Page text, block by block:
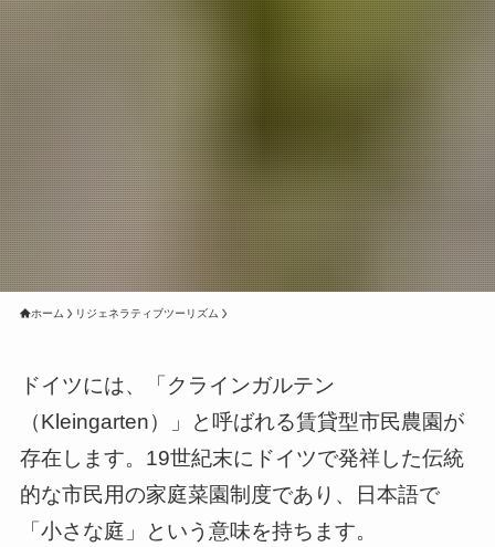
ホーム リジェネラティブツーリズム
ドイツには、「クラインガルテン
（Kleingarten）」と呼ばれる賃貸型市民農園が
存在します。19世紀末にドイツで発祥した伝統
的な市民用の家庭菜園制度であり、日本語で
「小さな庭」という意味を持ちます。